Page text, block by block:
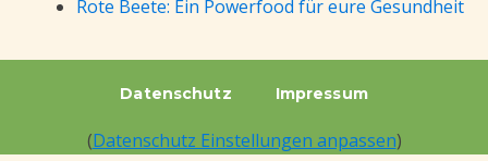
Rote Beete: Ein Powerfood für eure Gesundheit
Datenschutz Impressum
(Datenschutz Einstellungen anpassen)